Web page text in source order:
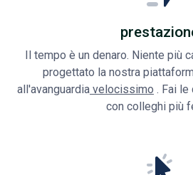
Il tempo è un denaro. Niente più
progettato la nostra
all'avanguardia velocissimo . Fai
con colleghi più